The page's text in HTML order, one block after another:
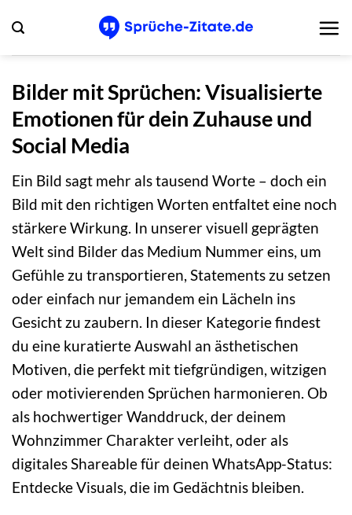
Inhalt
springen
Bilder mit Sprüchen: Visualisierte
Emotionen für dein Zuhause und
Social Media
Ein Bild sagt mehr als tausend Worte – doch ein
Bild mit den richtigen Worten entfaltet eine noch
stärkere Wirkung. In unserer visuell geprägten
Welt sind Bilder das Medium Nummer eins, um
Gefühle zu transportieren, Statements zu setzen
oder einfach nur jemandem ein Lächeln ins
Gesicht zu zaubern. In dieser Kategorie findest
du eine kuratierte Auswahl an ästhetischen
Motiven, die perfekt mit tiefgründigen, witzigen
oder motivierenden Sprüchen harmonieren. Ob
als hochwertiger Wanddruck, der deinem
Wohnzimmer Charakter verleiht, oder als
digitales Shareable für deinen WhatsApp-Status:
Entdecke Visuals, die im Gedächtnis bleiben.